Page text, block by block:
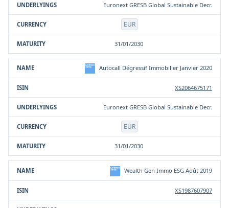
Euronext GRESB Global Sustainable Decr.
EUR
31/01/2030
Autocall Dégressif Immobilier Janvier 2020
XS2064675171
Euronext GRESB Global Sustainable Decr.
EUR
31/01/2030
Wealth Gen Immo ESG Août 2019
XS1987607907